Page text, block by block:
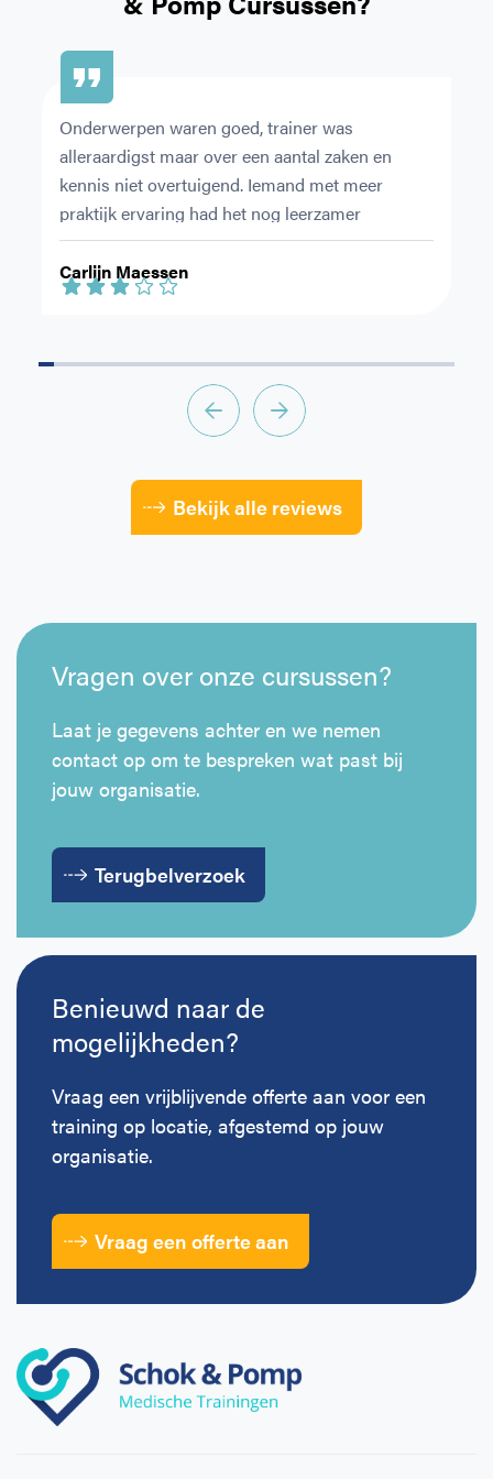
CAPTCHA
Carlijn Maessen
Onderwerpen waren goed, trainer was
alleraardigst maar over een aantal zaken en
kennis niet overtuigend. Iemand met meer
praktijk ervaring had het nog leerzamer
gemaakt.
Bekijk alle reviews
Vragen over onze cursussen?
Laat je gegevens achter en we nemen
contact op om te bespreken wat past bij
jouw organisatie.
Terugbelverzoek
Benieuwd naar de
mogelijkheden?
Vraag een vrijblijvende offerte aan voor een
training op locatie, afgestemd op jouw
organisatie.
Vraag een offerte aan